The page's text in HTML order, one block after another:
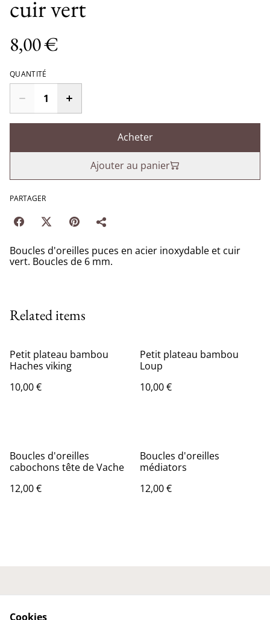
cuir vert
8,00 €
QUANTITÉ
Acheter
Ajouter au panier
PARTAGER
Boucles d'oreilles puces en acier inoxydable et cuir
vert. Boucles de 6 mm.
Related items
Petit plateau bambou
Haches viking
10,00 €
Petit plateau bambou
Loup
10,00 €
Boucles d'oreilles
cabochons tête de Vache
12,00 €
Boucles d'oreilles
médiators
12,00 €
Cookies